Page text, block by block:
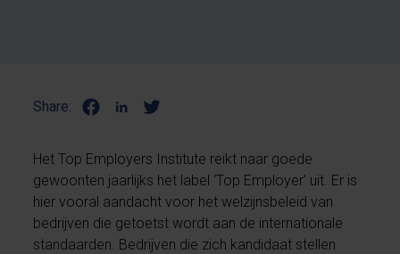
Share:
Het Top Employers Institute reikt naar goede
gewoonten jaarlijks het label ‘Top Employer’ uit. Er is
hier vooral aandacht voor het welzijnsbeleid van
bedrijven die getoetst wordt aan de internationale
standaarden. Bedrijven die zich kandidaat stellen